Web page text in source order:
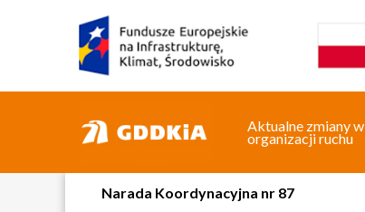
Aktualne zmiany w
organizacji ruchu
Narada Koordynacyjna nr 87